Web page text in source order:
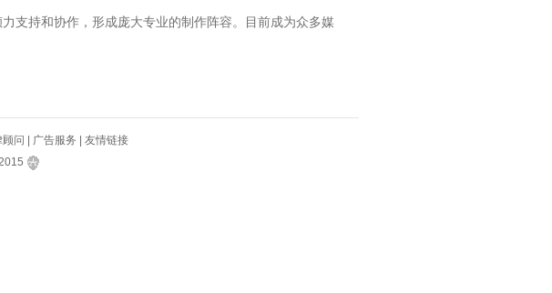
持和协作，形成庞大专业的制作阵容。目前成为众多媒
问 广告服务
友情链接